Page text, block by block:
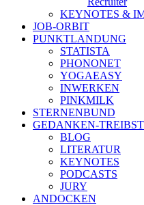
KEYNOTES &
JOB-ORBIT
PUNKTLANDUNG
STATISTA
PHONONET
YOGAEASY
INWERKEN
PINKMILK
STERNENBUND
GEDANKEN-
BLOG
LITERATUR
KEYNOTES
PODCASTS
JURY
ANDOCKEN